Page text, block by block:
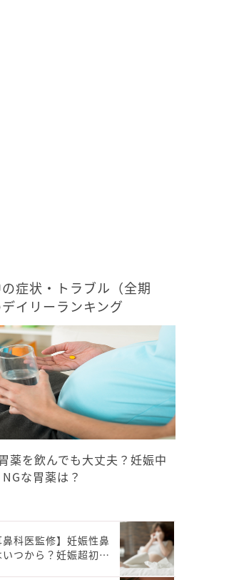
症状・トラブル（全期
イリーランキング
薬を飲んでも大丈夫？妊娠中
な胃薬は？
鼻科医監修】妊娠性鼻
いつから？妊娠超初…